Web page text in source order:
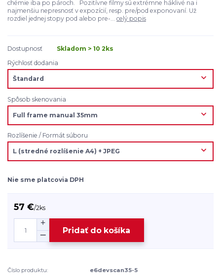
chémie iba po pároch. Pozitívne filmy sú extrémne háklivé na i
najmenšiu nepresnosť v expozícií, resp. pre/pod exponovaní. Už
rozdiel jednej stopy pod alebo pre-... celý popis
Dostupnosť
Skladom > 10 2ks
Rýchlosť dodania
Spôsob skenovania
Rozlíšenie / Formát súboru
Nie sme platcovia DPH
57 €/2ks
Pridať do košíka
Číslo produktu: e6devscan35-5